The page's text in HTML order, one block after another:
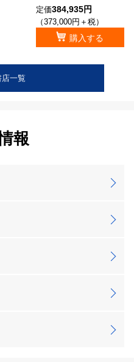
定価384,935円
（373,000円＋税）
購入する
一覧
報